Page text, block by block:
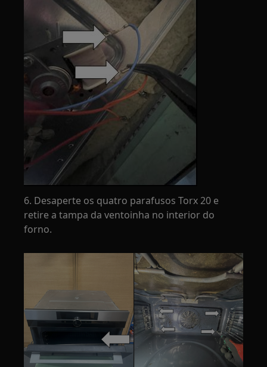
6. Desaperte os quatro parafusos Torx 20 e
retire a tampa da ventoinha no interior do
forno.